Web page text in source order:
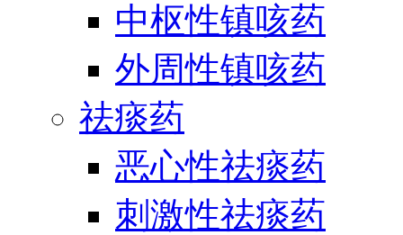
中枢性镇咳药
外周性镇咳药
祛痰药
恶心性祛痰药
刺激性祛痰药